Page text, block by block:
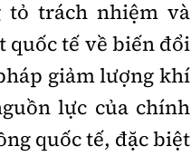
tỏ trách nhiệm và
quốc tế về biến đổi
giảm lượng khí
lực của chính
quốc tế, đặc biệt